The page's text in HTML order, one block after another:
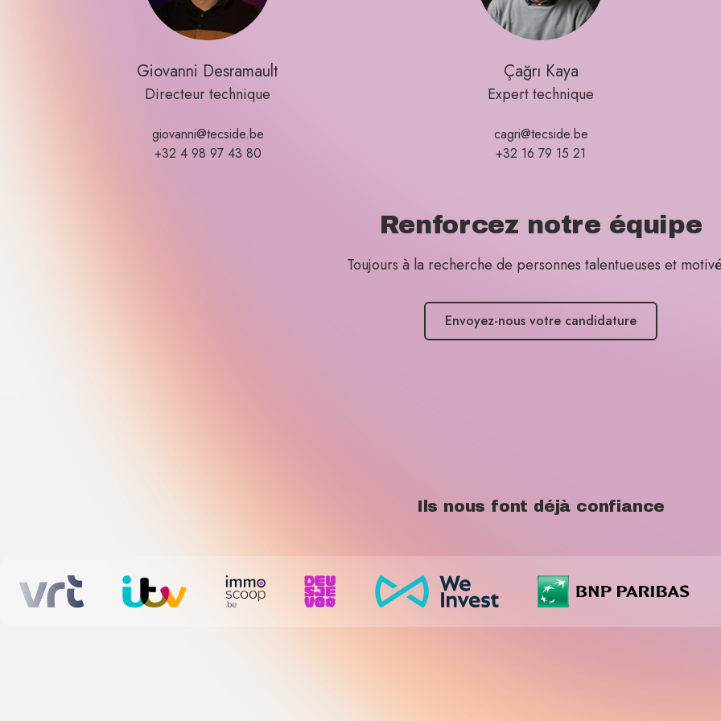
Giovanni Desramault
Directeur technique
giovanni@tecside.be
+32 4 98 97 43 80
Çağrı Kaya
Expert technique
cagri@tecside.be
+32 16 79 15 21
Renforcez notre équipe
Toujours à la recherche de personnes talentueuses et
Envoyez-nous votre candidature
Ils nous font déjà confiance